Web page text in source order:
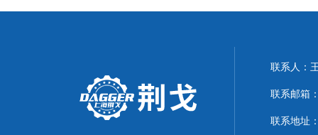
联系人：
联系邮箱
联系地址